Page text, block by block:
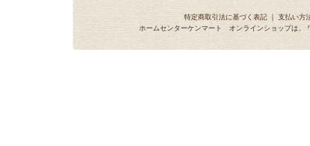
特定商取引法に基づく表記 ｜ 支払い方
ホームセンターケンマート オンラインショップは、